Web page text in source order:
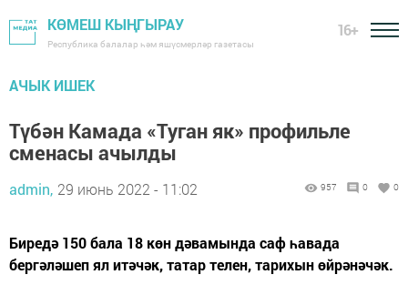
КӨМЕШ КЫҢГЫРАУ
Республика балалар һәм яшүсмерләр газетасы
16+
АЧЫК ИШЕК
Түбән Камада «Туган як» профильле
сменасы ачылды
admin, 29 июнь 2022 - 11:02 957 0 0
Биредә 150 бала 18 көн дәвамында саф һавада
бергәләшеп ял итәчәк, татар телен, тарихын өйрәнәчәк.